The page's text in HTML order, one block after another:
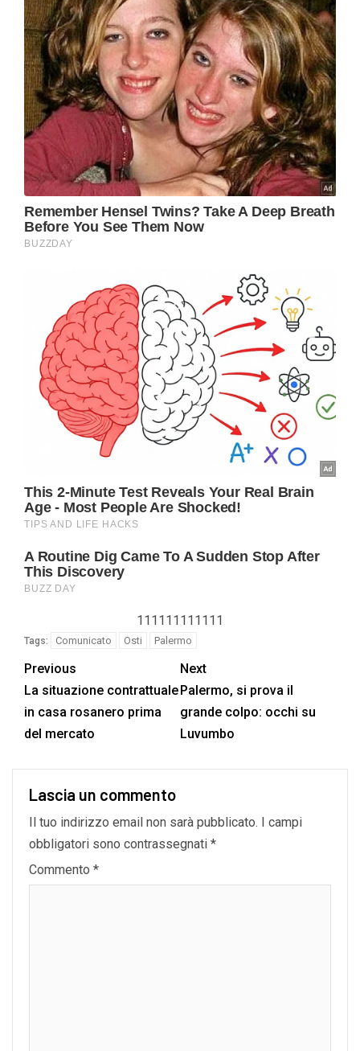
111111111111
Tags: Comunicato Osti Palermo
Previous
La situazione contrattuale
in casa rosanero prima
del mercato
Next
Palermo, si prova il
grande colpo: occhi su
Luvumbo
Lascia un commento
Il tuo indirizzo email non sarà pubblicato. I campi
obbligatori sono contrassegnati *
Commento *